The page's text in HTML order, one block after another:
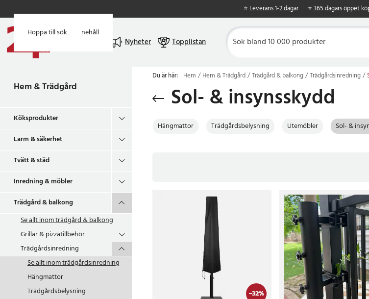
Hoppa till huvudinnehåll
Hoppa till sök
⭐ Leverans 1-2 dagar ⭐ 365 dagars öppet
Nyheter Topplistan
Hem & Trädgård
Köksprodukter
Larm & säkerhet
Tvätt & städ
Inredning & möbler
Trädgård & balkong
Se allt inomträdgård & balkong
Grillar & pizzatillbehör
Trädgårdsinredning
Se allt inomträdgårdsinredning
Hängmattor
Trädgårdsbelysning
Du är här: Hem Hem & Trädgård Trädgård & balkong Trädgårdsinredning
Sol- & insynsskydd
Hängmattor Trädgårdsbelysning Utemöbler Sol- &
-32%